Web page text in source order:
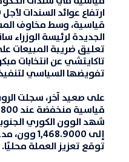
قياسية، وسط مخاوف
الجديدة لرئيسة الوزراء
تعليق ضريبة المبيعات
تفويضها السياسي
على صعيد آخر، سجلت
إلى
توقع تعزيز العملة محليًا.